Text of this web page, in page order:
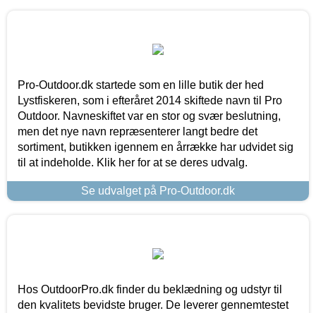
Pro-Outdoor.dk startede som en lille butik der hed
Lystfiskeren, som i efteråret 2014 skiftede navn til Pro
Outdoor. Navneskiftet var en stor og svær beslutning,
men det nye navn repræsenterer langt bedre det
sortiment, butikken igennem en årrække har udvidet sig
til at indeholde. Klik her for at se deres udvalg.
Se udvalget på Pro-Outdoor.dk
Hos OutdoorPro.dk finder du beklædning og udstyr til
den kvalitets bevidste bruger. De leverer gennemtestet